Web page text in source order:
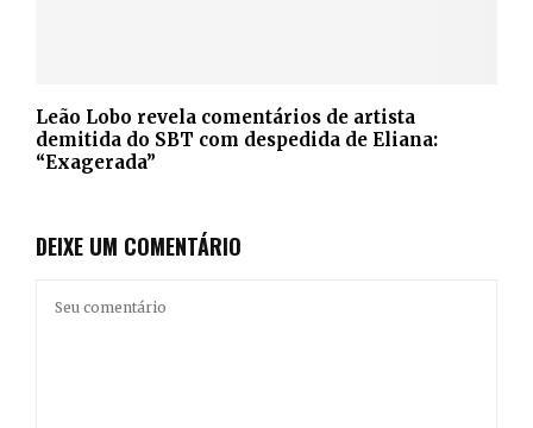
Leão Lobo revela comentários de artista
demitida do SBT com despedida de Eliana:
“Exagerada”
DEIXE UM COMENTÁRIO